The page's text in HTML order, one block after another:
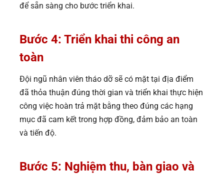
để sẵn sàng cho bước triển khai.
Bước 4: Triển khai thi công an
toàn
Đội ngũ nhân viên tháo dỡ sẽ có mặt tại địa điểm
đã thỏa thuận đúng thời gian và triển khai thực hiện
công việc hoàn trả mặt bằng theo đúng các hạng
mục đã cam kết trong hợp đồng, đảm bảo an toàn
và tiến độ.
Bước 5: Nghiệm thu, bàn giao và